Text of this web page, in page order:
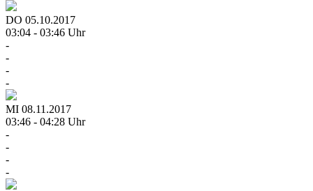
DO 05.10.2017
03:04 - 03:46 Uhr
-
-
-
-
MI 08.11.2017
03:46 - 04:28 Uhr
-
-
-
-